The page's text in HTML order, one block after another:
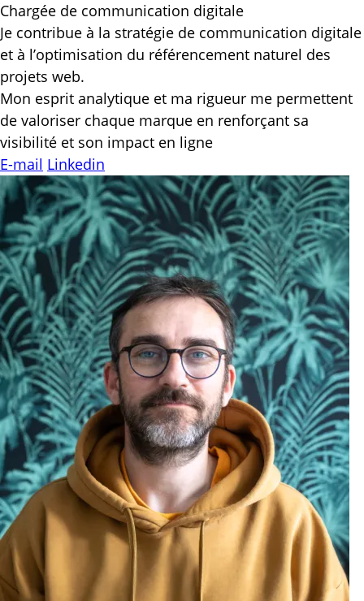
Chargée de communication digitale
Je contribue à la stratégie de communication digitale
et à l’optimisation du référencement naturel des
projets web.
Mon esprit analytique et ma rigueur me permettent
de valoriser chaque marque en renforçant sa
visibilité et son impact en ligne
E-mail Linkedin